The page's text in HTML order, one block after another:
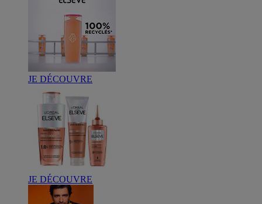
JE DÉCOUVRE
JE DÉCOUVRE